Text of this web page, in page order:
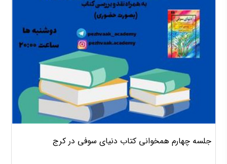
جلسه چهارم همخوانی کتاب دنیای سوفی در کرج